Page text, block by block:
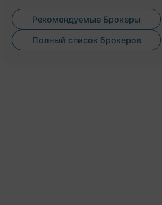
Рекомендуемые Брокеры
Полный список брокеров